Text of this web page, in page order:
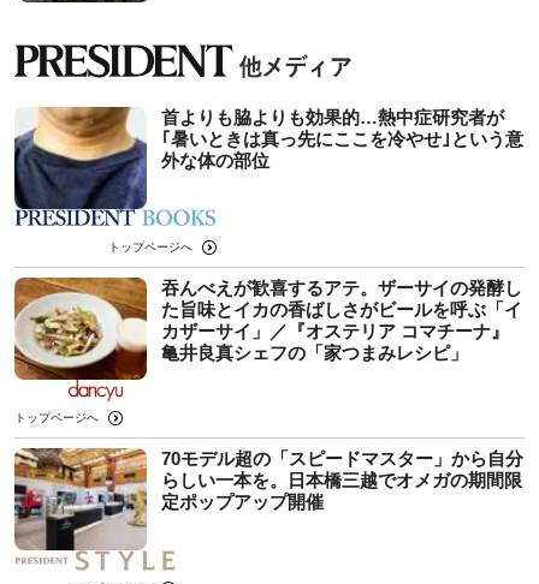
首よりも脇よりも効果的…熱中症研究者が
｢暑いときは真っ先にここを冷やせ｣という意
外な体の部位
トップページへ
吞んべえが歓喜するアテ。ザーサイの発酵し
た旨味とイカの香ばしさがビールを呼ぶ「イ
カザーサイ」／『オステリア コマチーナ』
⻲井良真シェフの「家つまみレシピ」
トップページへ
70モデル超の「スピードマスター」から自分
らしい一本を。日本橋三越でオメガの期間限
定ポップアップ開催